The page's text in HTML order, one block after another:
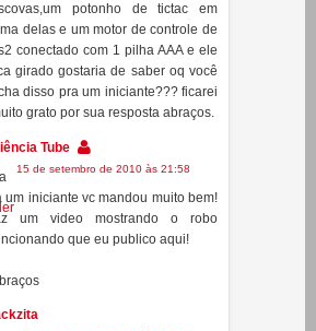
iniciante neste tipo de atividade e
fiz um mini roô com duas
potonho de tictac em
delas e um motor de controle de
conectado com 1 pilha AAA e ele
girado gostaria de saber oq você
disso pra um iniciante??? ficarei
grato por sua resposta abraços.
Tube
15 de setembro de 2010 às 21:58
um iniciante vc mandou muito bem!
que eu publico aqui!